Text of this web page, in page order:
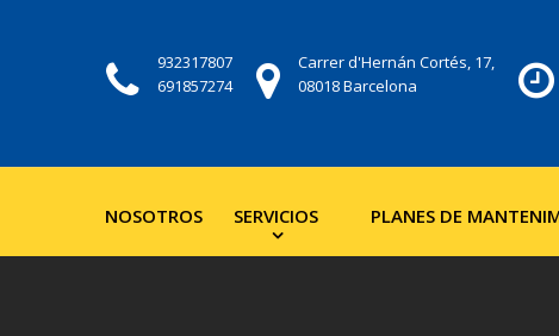
932317807
691857274
Carrer d'Hernán Cortés, 17,
08018 Barcelona
NOSOTROS SERVICIOS PLANES DE